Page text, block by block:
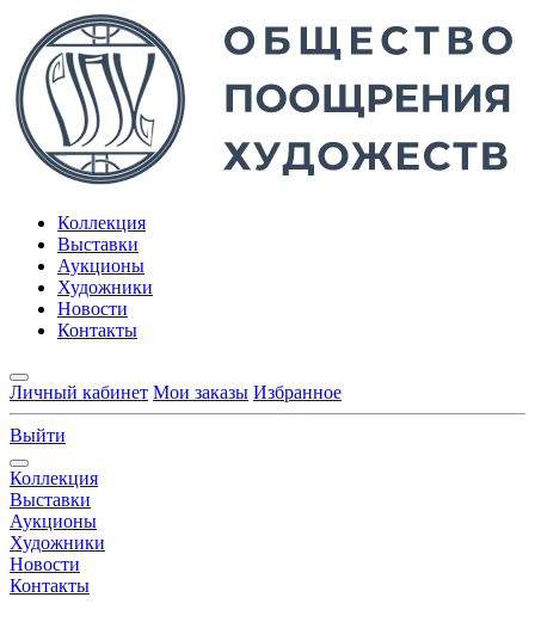
Коллекция
Выставки
Аукционы
Художники
Новости
Контакты
Личный кабинет Мои заказы Избранное
Выйти
Коллекция
Выставки
Аукционы
Художники
Новости
Контакты